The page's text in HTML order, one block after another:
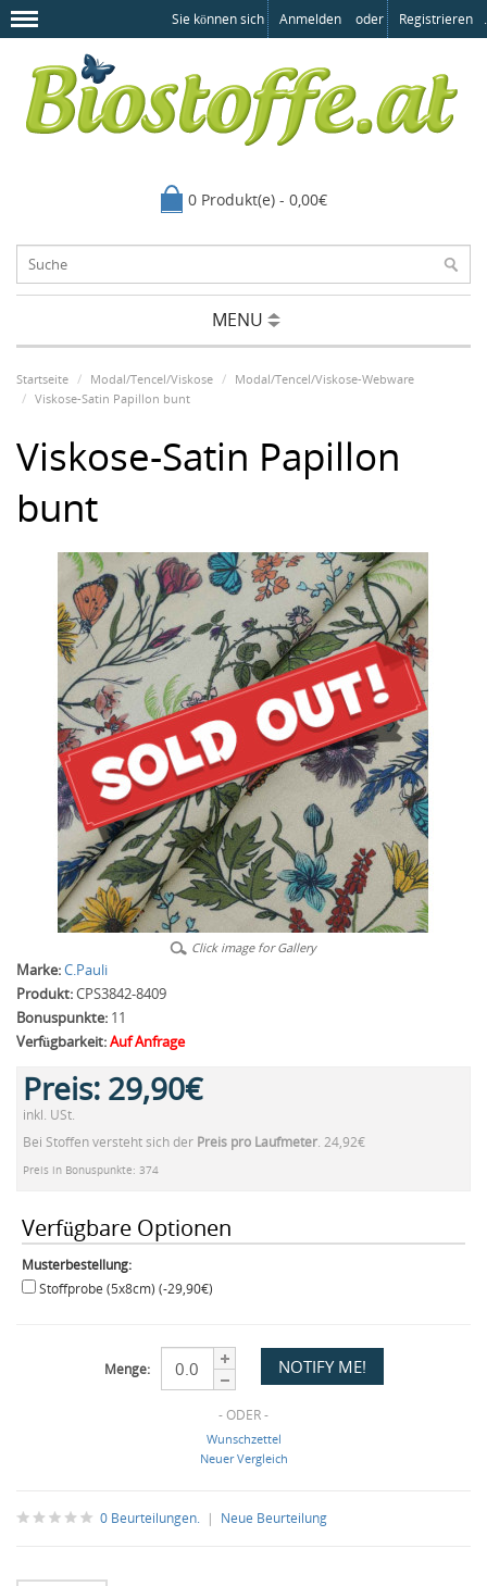
Sie können sich Anmelden oder Registrieren .
0 Produkt(e) - 0,00€
MENU
Startseite Modal/Tencel/Viskose
Modal/Tencel/Viskose-Webware
Viskose-Satin Papillon bunt
Viskose-Satin Papillon
bunt
Click image for Gallery
Marke:C.Pauli
Produkt:CPS3842-8409
Bonuspunkte: 11
Verfügbarkeit:Auf Anfrage
Preis: 29,90€
inkl. USt.
Bei Stoffen versteht sich der Preis pro Laufmeter. 24,92€
Preis in Bonuspunkte: 374
Verfügbare Optionen
Musterbestellung:
Stoffprobe (5x8cm) (-29,90€)
Menge:
- ODER -
Wunschzettel
Neuer Vergleich
0 Beurteilungen. | Neue Beurteilung